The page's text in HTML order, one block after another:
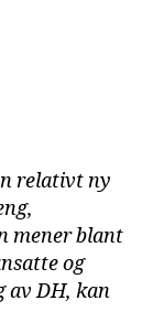
relativt ny
mener blant
og
av DH, kan